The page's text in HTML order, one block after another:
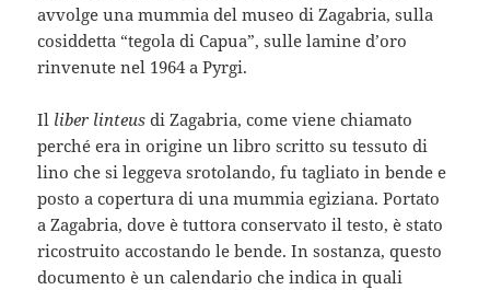
avvolge una mummia del museo di Zagabria, sulla
cosiddetta “tegola di Capua”, sulle lamine d’oro
rinvenute nel 1964 a Pyrgi.
Il liber linteus di Zagabria, come viene chiamato
perché era in origine un libro scritto su tessuto di
lino che si leggeva srotolando, fu tagliato in bende e
posto a copertura di una mummia egiziana. Portato
a Zagabria, dove è tuttora conservato il testo, è stato
ricostruito accostando le bende. In sostanza, questo
documento è un calendario che indica in quali